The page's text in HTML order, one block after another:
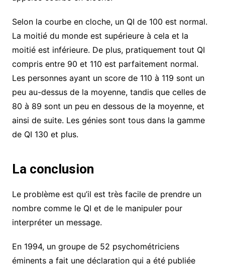
Selon la courbe en cloche, un QI de 100 est normal.
La moitié du monde est supérieure à cela et la
moitié est inférieure. De plus, pratiquement tout QI
compris entre 90 et 110 est parfaitement normal.
Les personnes ayant un score de 110 à 119 sont un
peu au-dessus de la moyenne, tandis que celles de
80 à 89 sont un peu en dessous de la moyenne, et
ainsi de suite. Les génies sont tous dans la gamme
de QI 130 et plus.
La conclusion
Le problème est qu’il est très facile de prendre un
nombre comme le QI et de le manipuler pour
interpréter un message.
En 1994, un groupe de 52 psychométriciens
éminents a fait une déclaration qui a été publiée